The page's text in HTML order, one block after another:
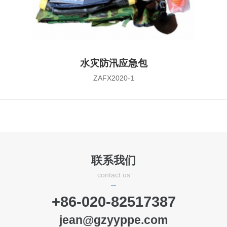
水灾防汛应急包
ZAFX2020-1
联系我们
contact us
+86-020-82517387
jean@gzyyppe.com